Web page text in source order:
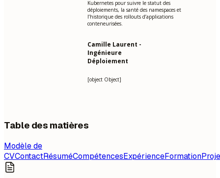
Kubernetes pour suivre le statut des
déploiements, la santé des namespaces et
l’historique des rollouts d’applications
conteneurisées.
Camille Laurent -
Ingénieure
Déploiement
[object Object]
Table des matières
Modèle de
CVContactRésuméCompétencesExpérienceFormation